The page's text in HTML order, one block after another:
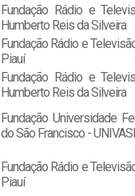
Fundação Rádio e
Humberto Reis da Silveira
Fundação Rádio e
Piauí
Fundação Rádio e
Humberto Reis da Silveira
Fundação Universidade
do São Francisco -
Fundação Rádio e
Piauí